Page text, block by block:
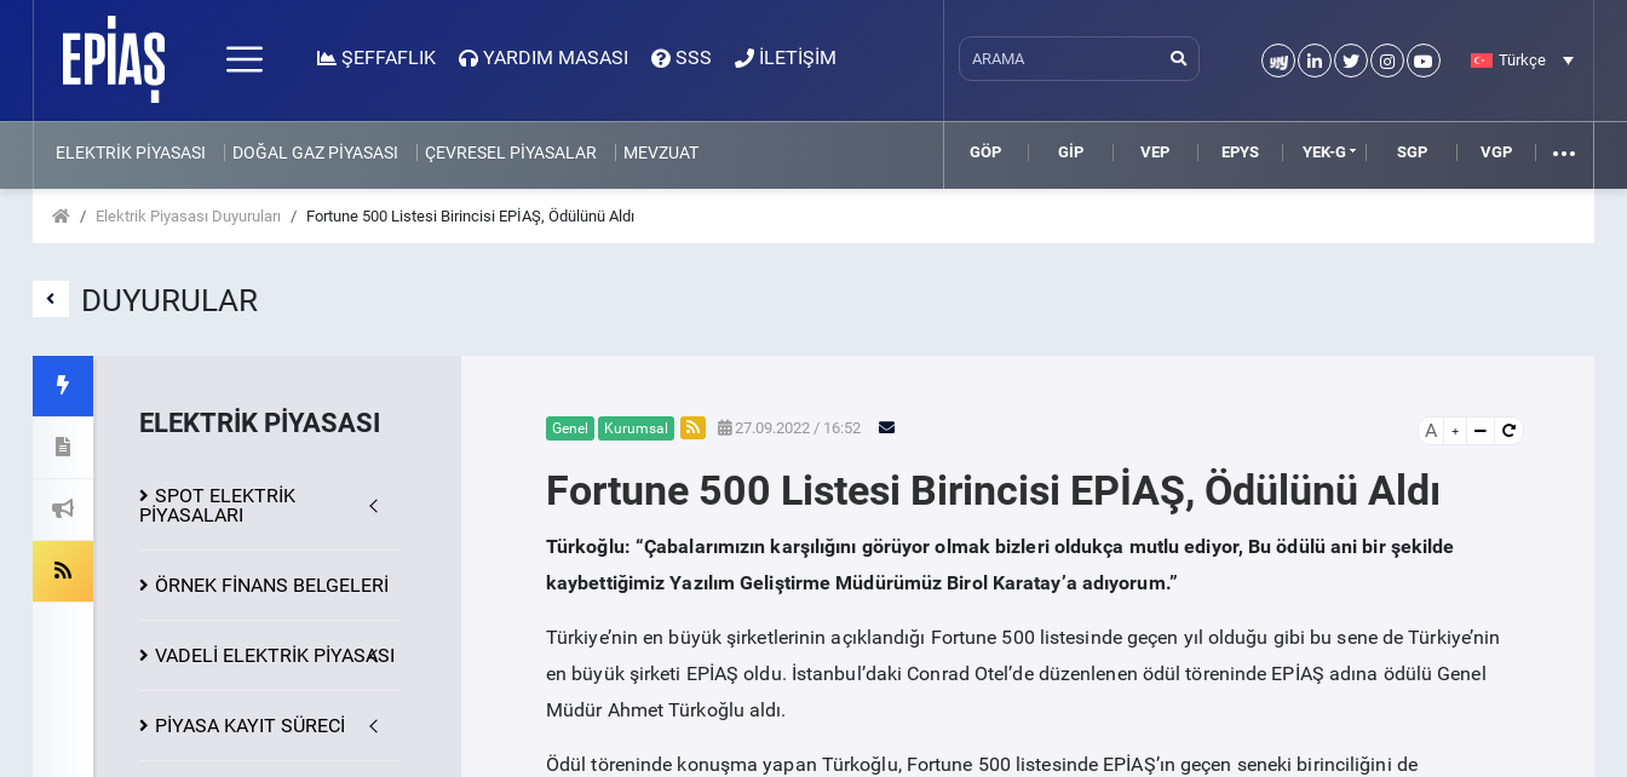
ŞEFFAFLIK YARDIM MASASI SSS İLETİŞİM Türkçe
ELEKTRİK PİYASASI DOĞAL GAZ PİYASASI ÇEVRESEL PİYASALAR MEVZUAT GÖP GİP VEP EPYS YEK-G SGP VGP
Elektrik Piyasası Duyuruları Fortune 500 Listesi Birincisi EPİAŞ, Ödülünü Aldı
DUYURULAR
ELEKTRİK PİYASASI
SPOT ELEKTRİK
PİYASALARI
ÖRNEK FİNANS BELGELERİ
VADELİ ELEKTRİK PİYASASI
PİYASAKAYIT SÜRECİ
Genel Kurumsal 27.09.2022 / 16:52 A
Fortune 500 Listesi Birincisi EPİAŞ, Ödülünü Aldı
Türkoğlu: “Çabalarımızın karşılığını görüyor olmak bizleri oldukça mutlu ediyor, Bu ödülü ani bir şekilde
kaybettiğimiz Yazılım Geliştirme Müdürümüz Birol Karatay’a adıyorum.”
Türkiye’nin en büyük şirketlerinin açıklandığı Fortune 500 listesinde geçen yıl olduğu gibi bu sene de Türkiye’nin
en büyük şirketi EPİAŞ oldu. İstanbul’daki Conrad Otel’de düzenlenen ödül töreninde EPİAŞ adına ödülü Genel
Müdür Ahmet Türkoğlu aldı.
Ödül töreninde konuşma yapan Türkoğlu, Fortune 500 listesinde EPİAŞ’ın geçen seneki birinciliğini de